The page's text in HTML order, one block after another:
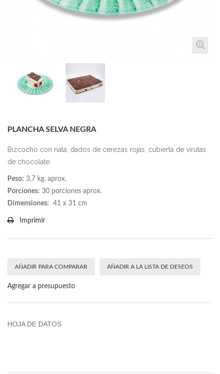
PLANCHA SELVA NEGRA
Bizcocho con nata, dados de cerezas rojas, cubierta de virutas
de chocolate.
Peso: 3,7 kg. aprox.
Porciones: 30 porciones aprox.
Dimensiones: 41 x 31 cm
Imprimir
AÑADIR PARA COMPARAR AÑADIR A LA LISTA DE DESEOS
Agregar a presupuesto
HOJA DE DATOS